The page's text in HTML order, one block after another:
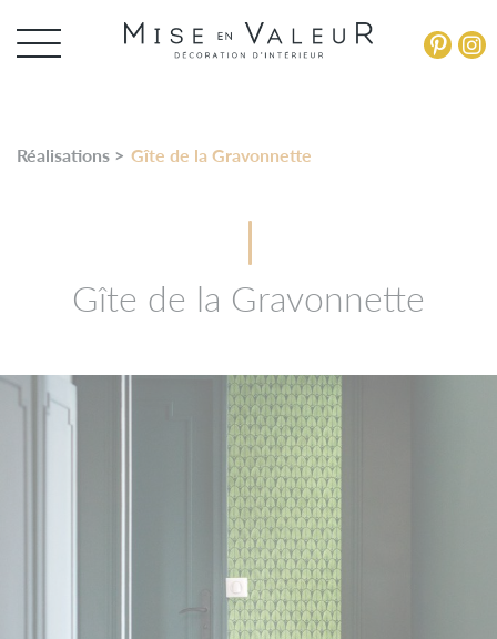
Réalisations > Gîte de la Gravonnette
Gîte de la Gravonnette